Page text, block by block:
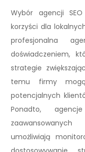
Wybór agencji
korzyści dla
profesjonalna
doświadczeniem,
strategie
temu firmy
potencjalnych
Ponadto,
umożliwiają